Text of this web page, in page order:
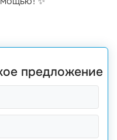
предложение